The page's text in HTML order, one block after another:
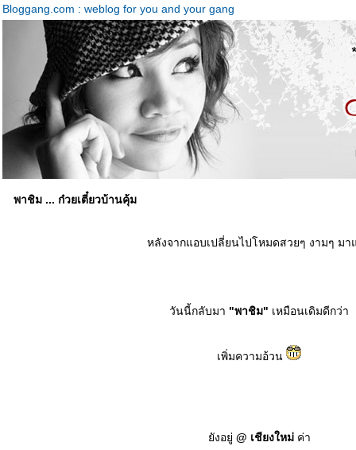
Bloggang.com : weblog for you and your gang
พาชิม ... ก๋วยเตี๋ยวบ้านคุ้ม
หลังจากแอบเปลี่ยนไปโหมดสวยๆ งามๆ มา
วันนี้กลับมา "พาชิม" เหมือนเดิมดีกว่า
เพิ่มความอ้วน
ังอยู่ @ เชียงใหม่ค่า